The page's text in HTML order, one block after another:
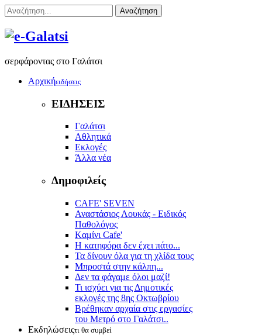
Αναζήτηση
σερφάροντας στο Γαλάτσι
Αρχικήειδήσεις
ΕΙΔΗΣΕΙΣ
Γαλάτσι
Αθλητικά
Εκλογές
Άλλα νέα
Δημοφιλείς
CAFE' SEVEN
Αναστάσιος Λουκάς - Ειδικός
Παθολόγος
Kαμίνι Cafe'
Η κατηφόρα δεν έχει πάτο...
Τα δίνουν όλα για τη χλίδα τους
Μπροστά στην κάλπη...
Δεν τα φάγαμε όλοι μαζί!
Τι ισχύει για τις Δημοτικές
εκλογές της 8ης Οκτωβρίου
Βρέθηκαν αρχαία στις εργασίες
του Μετρό στο Γαλάτσι..
Εκδηλώσειςτι θα συμβεί